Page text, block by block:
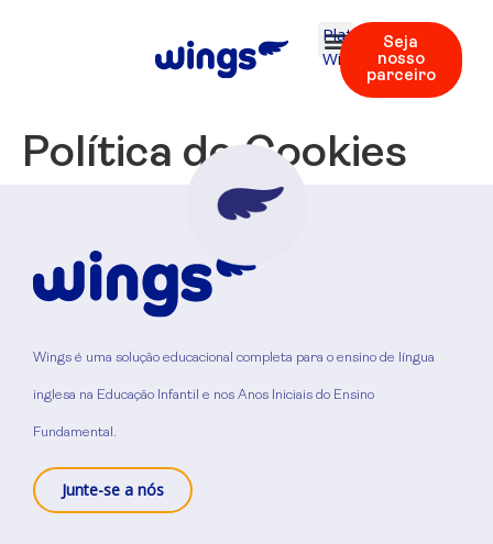
Plataforma
Wings
Seja
nosso
parceiro
Política de Cookies
Wings é uma solução educacional completa para o ensino de língua
inglesa na Educação Infantil e nos Anos Iniciais do Ensino
Fundamental.
Junte-se a nós